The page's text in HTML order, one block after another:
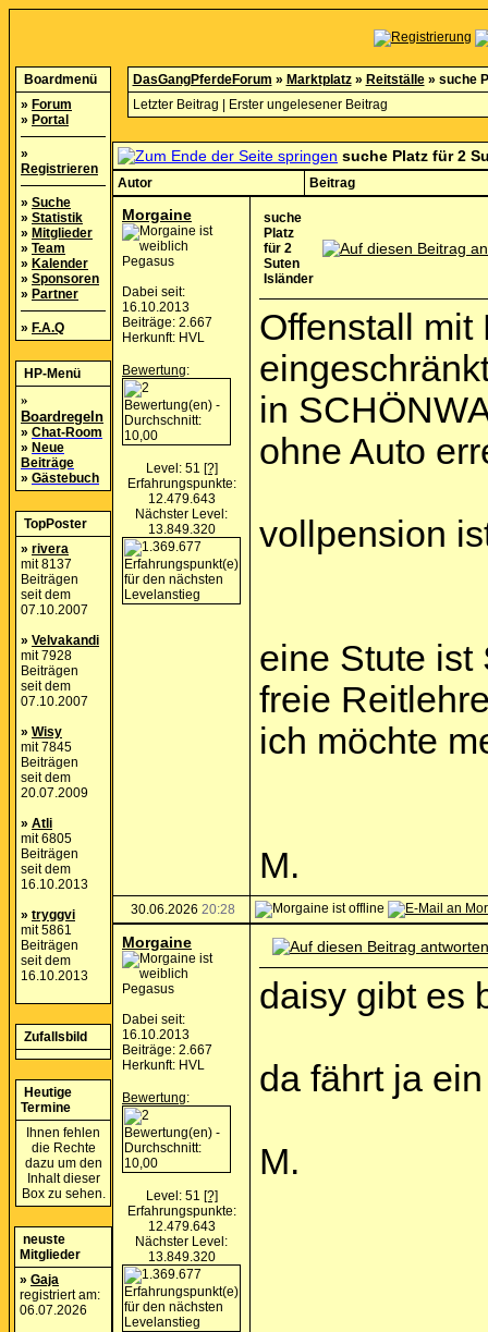
Boardmenü
» Forum
» Portal
»
Registrieren
» Suche
» Statistik
» Mitglieder
» Team
» Kalender
» Sponsoren
» Partner
» F.A.Q
HP-Menü
»
Boardregeln
» Chat-Room
» Neue
Beiträge
» Gästebuch
TopPoster
» rivera
mit 8137
Beiträgen
seit dem
07.10.2007
» Velvakandi
mit 7928
Beiträgen
seit dem
07.10.2007
» Wisy
mit 7845
Beiträgen
seit dem
20.07.2009
» Atli
mit 6805
Beiträgen
seit dem
16.10.2013
» tryggvi
mit 5861
Beiträgen
seit dem
16.10.2013
Zufallsbild
Heutige
Termine
Ihnen fehlen
die Rechte
dazu um den
Inhalt dieser
Box zu sehen.
neuste
Mitglieder
» Gaja
registriert am:
06.07.2026
DasGangPferdeForum » Marktplatz» Reitställe» suche
Letzter Beitrag
Erster ungelesener Beitrag
suche Platz für 2
Autor Beitrag
Morgaine
Pegasus
Dabei seit:
16.10.2013
Beiträge: 2.667
Herkunft: HVL
Bewertung:
Level: 51 [?]
Erfahrungspunkte:
12.479.643
Nächster Level:
13.849.320
suche
Platz
für 2
Suten
Isländer
Offenstall
in
ohne Auto
vollpension
eine Stute ist
freie
ich möchte
M.
30.06.2026 20:28
Morgaine
Pegasus
Dabei seit:
16.10.2013
Beiträge: 2.667
Herkunft: HVL
Bewertung:
Level: 51 [?]
Erfahrungspunkte:
12.479.643
Nächster Level:
13.849.320
daisy gibt es
da fährt ja
M.